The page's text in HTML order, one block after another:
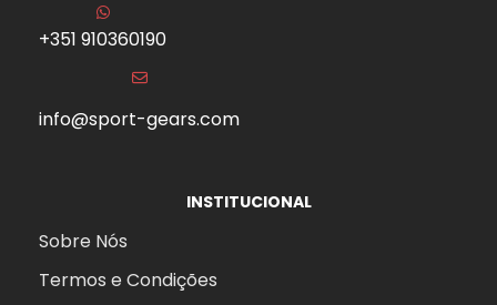
+351 910360190
info@sport-gears.com
INSTITUCIONAL
Sobre Nós
Termos e Condições